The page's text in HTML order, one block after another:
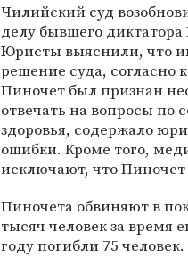
Чилийский суд
делу бывшего
Юристы выяснили, что
решение суда, согласно
Пиночет был признан
отвечать на вопросы по
здоровья, содержало
ошибки. Кроме того,
исключают, что Пиночет
Пиночета обвиняют в
тысяч человек за время
году погибли 75 человек.